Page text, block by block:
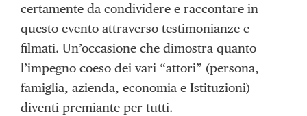
certamente da condividere e raccontare in
questo evento attraverso testimonianze e
filmati. Un’occasione che dimostra quanto
l’impegno coeso dei vari “attori” (persona,
famiglia, azienda, economia e Istituzioni)
diventi premiante per tutti.